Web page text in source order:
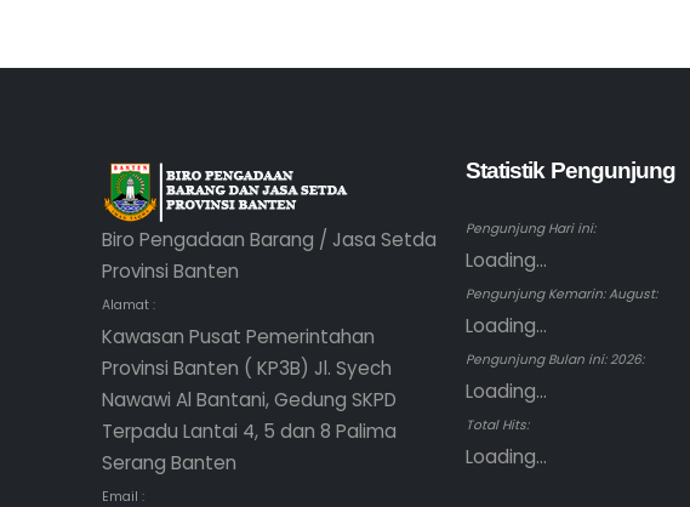
Biro Pengadaan Barang / Jasa Setda
Provinsi Banten
Alamat :
Kawasan Pusat Pemerintahan
Provinsi Banten ( KP3B) Jl. Syech
Nawawi Al Bantani, Gedung SKPD
Terpadu Lantai 4, 5 dan 8 Palima
Serang Banten
Email :
Statistik Pengunjung
Pengunjung Hari ini:
Loading...
Pengunjung Kemarin: August:
Loading...
Pengunjung Bulan ini: 2026:
Loading...
Total Hits:
Loading...